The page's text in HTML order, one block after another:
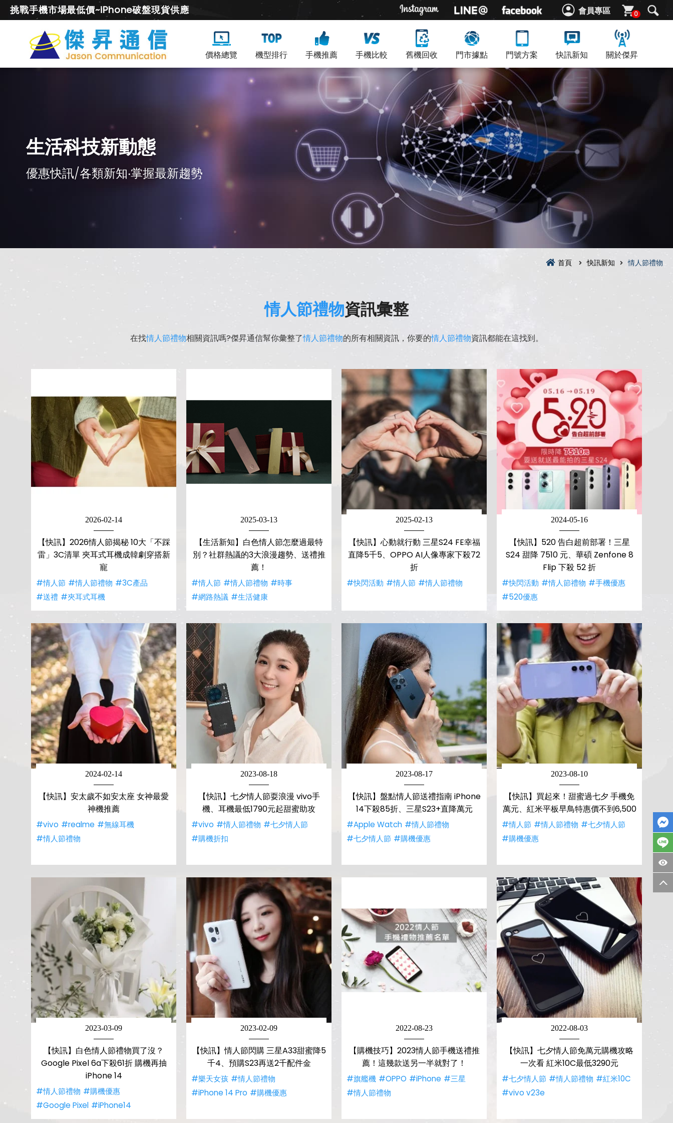
會員專區 0
挑戰手機市場最低價~iPhone破盤現貨供應
價格總覽 機型排行 手機推薦 手機比較 舊機回收 門市據點 門號方案 快訊新知 關於傑昇
生活科技新動態
優惠快訊/各類新知‧掌握最新趨勢
首頁 快訊新知 情人節禮物
情人節禮物資訊彙整
在找情人節禮物相關資訊嗎?傑昇通信幫你彙整了情人節禮物的所有相關資訊，你要的情人節禮物資訊都能在這找到。
2026-02-14
【快訊】2026情人節揭秘 10大「不踩
雷」3C清單 夾耳式耳機成韓劇穿搭新
寵
#情人節 #情人節禮物 #3C產品
#送禮 #夾耳式耳機
2025-03-13
【生活新知】白色情人節怎麼過最特
別？社群熱議的3大浪漫趨勢、送禮推
薦！
#情人節 #情人節禮物 #時事
#網路熱議 #生活健康
2025-02-13
【快訊】心動就行動 三星S24 FE幸福
直降5千5、OPPO AI人像專家下殺72
折
#快閃活動 #情人節 #情人節禮物
2024-05-16
【快訊】520 告白超前部署！三星
S24 甜降 7510 元、華碩 Zenfone 8
Flip 下殺 52 折
#快閃活動 #情人節禮物 #手機優惠
#520優惠
2024-02-14
【快訊】安太歲不如安太座 女神最愛
神機推薦
#vivo #realme #無線耳機
#情人節禮物
2023-08-18
【快訊】七夕情人節耍浪漫 vivo手
機、耳機最低1790元起甜蜜助攻
#vivo #情人節禮物 #七夕情人節
#購機折扣
2023-08-17
【快訊】盤點情人節送禮指南 iPhone
14下殺85折、三星S23+直降萬元
#Apple Watch #情人節禮物
#七夕情人節 #購機優惠
2023-08-10
【快訊】買起來！甜蜜過七夕 手機免
萬元、紅米平板早鳥特惠價不到6,500
#情人節 #情人節禮物 #七夕情人節
#購機優惠
2023-03-09
【快訊】白色情人節禮物買了沒？
Google Pixel 6a下殺61折 購機再抽
iPhone 14
#情人節禮物 #購機優惠
#Google Pixel #iPhone14
2023-02-09
【快訊】情人節閃購 三星A33甜蜜降5
千4、預購S23再送2千配件金
#樂天女孩 #情人節禮物
#iPhone 14 Pro #購機優惠
2022-08-23
【購機技巧】2023情人節手機送禮推
薦！這幾款送另一半就對了！
#旗艦機 #OPPO #iPhone #三星
#情人節禮物
2022-08-03
【快訊】七夕情人節免萬元購機攻略
一次看 紅米10C最低3290元
#七夕情人節 #情人節禮物 #紅米10C
#vivo v23e